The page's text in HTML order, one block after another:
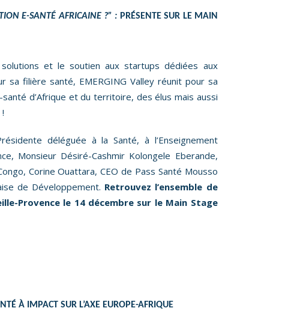
E-SANTÉ AFRICAINE ?” : PRÉSENTE SUR LE MAIN
et le soutien aux startups dédiées aux
filière santé, EMERGING Valley réunit pour sa
d’Afrique et du territoire, des élus mais aussi
déléguée à la Santé, à l’Enseignement
Monsieur Désiré-Cashmir Kolongele Eberande,
Corine Ouattara, CEO de Pass Santé Mousso
de Développement. Retrouvez l’ensemble de
Provence le 14 décembre sur le Main Stage
À IMPACT SUR L’AXE EUROPE-AFRIQUE